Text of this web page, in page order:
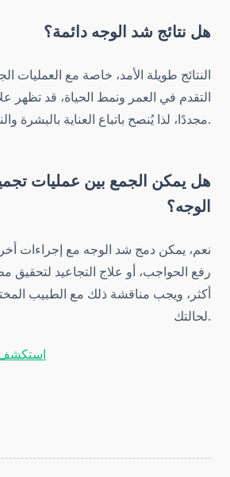
هل نتائج شد الوجه دائمة؟
النتائج طويلة الأمد، خاصة مع العمليات
التقدم في العمر ونمط الحياة، قد تظهر
مجددًا، لذا يُنصح باتباع العناية بالبشرة والنصائح الطبية.
هل يمكن الجمع بين عمليات
الوجه؟
نعم، يمكن دمج شد الوجه مع إجراءات
رفع الحواجب، أو علاج التجاعيد لتحقيق
أكثر، ويجب مناقشة ذلك مع الطبيب
لحالتك.
استكشف